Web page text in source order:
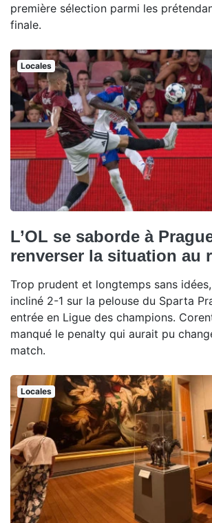
première sélection parmi les
finale.
Locales
L’OL se saborde à
renverser la situation au
Trop prudent et longtemps sans idées,
incliné 2-1 sur la pelouse du Sparta
entrée en Ligue des champions.
manqué le penalty qui aurait pu
match.
Locales